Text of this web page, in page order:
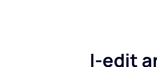
I-edit